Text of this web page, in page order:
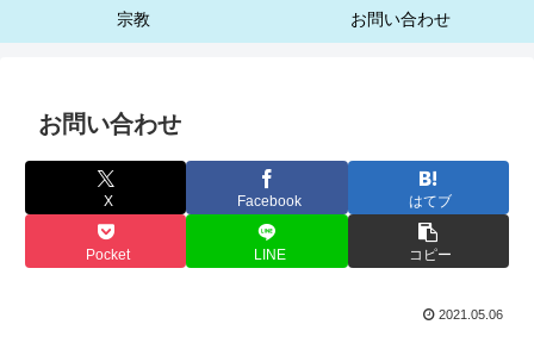
宗教 お問い合わせ
お問い合わせ
X Facebook はてブ
Pocket LINE コピー
2021.05.06